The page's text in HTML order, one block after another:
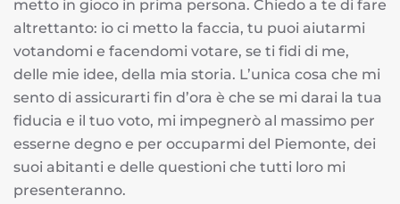
metto in gioco in prima persona. Chiedo a te di fare
altrettanto: io ci metto la faccia, tu puoi aiutarmi
votandomi e facendomi votare, se ti fidi di me,
delle mie idee, della mia storia. L’unica cosa che mi
sento di assicurarti fin d’ora è che se mi darai la tua
fiducia e il tuo voto, mi impegnerò al massimo per
esserne degno e per occuparmi del Piemonte, dei
suoi abitanti e delle questioni che tutti loro mi
presenteranno.